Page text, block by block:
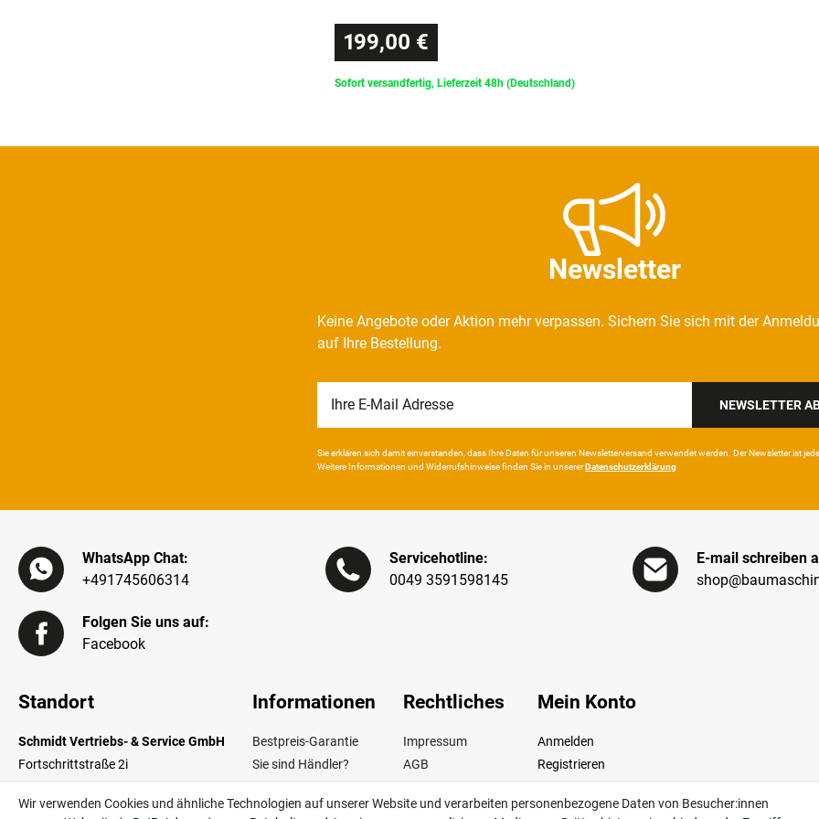
199,00 €
Sofort versandfertig, Lieferzeit 48h (Deutschland)
Newsletter
Keine Angebote oder Aktion mehr verpassen. Sichern Sie sich mit der
auf Ihre Bestellung.
Honig
NEWSLETTER
Sie erklären sich damit ein­ver­standen, dass Ihre Da­ten für unseren News­letter­versand ver­wen­det werden. Der News­letter ist
Weitere Infor­mationen und Wider­rufshin­weise finden Sie in unsererDaten­schutz­erklärung
WhatsApp Chat:
+491745606314
Servicehotline:
0049 3591598145
E-mail schreiben
Folgen Sie uns auf:
Facebook
Standort
Schmidt Vertriebs- & Service GmbH
Fortschrittstraße 2i
Germany
Informationen
Bestpreis-Garantie
Sie sind Händler?
Lieferinformationen
Rechtliches
Impressum
AGB
Datenschutz
Mein Konto
Anmelden
Registrieren
Wir verwenden Cookies und ähnliche Technologien auf unserer Website und verarbeiten personenbezogene Daten von Besucher:innen